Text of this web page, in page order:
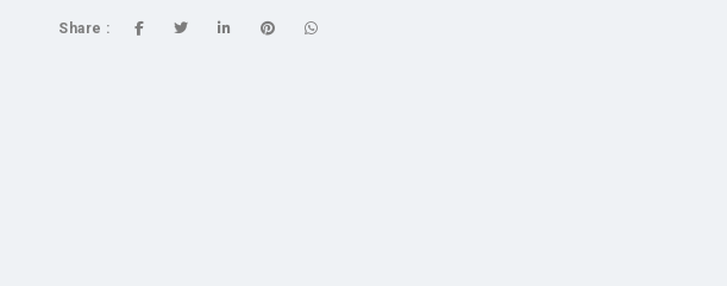
Share :